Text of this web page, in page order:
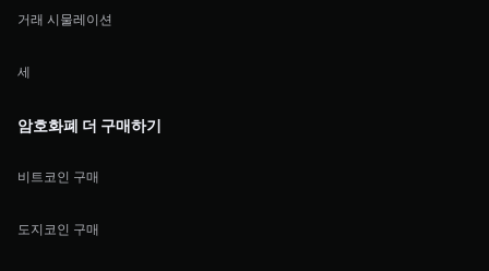
거래 시물레이션
세
암호화폐 더 구매하기
비트코인 구매
도지코인 구매